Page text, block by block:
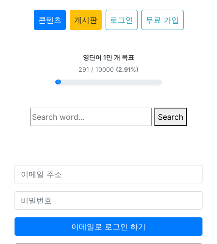
콘텐츠 게시판 로그인 무료 가입
영단어 1만 개 목표
291 / 10000 (2.91%)
Search
이메일로 로그인 하기